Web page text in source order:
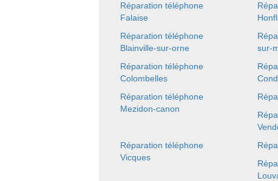
Réparation téléphone
Falaise
Réparation téléphone
Blainville-sur-orne
sur-
Réparation téléphone
Colombelles
Réparation téléphone
Mezidon-canon
Réparation téléphone
Vicques